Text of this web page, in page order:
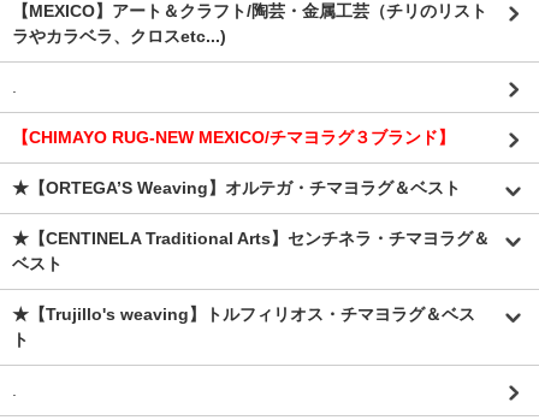
【MEXICO】アート＆クラフト/陶芸・金属工芸（チリのリスト
ラやカラベラ、クロスetc...)
.
【CHIMAYO RUG-NEW MEXICO/チマヨラグ３ブランド】
★【ORTEGA’S Weaving】オルテガ・チマヨラグ＆ベスト
★【CENTINELA Traditional Arts】センチネラ・チマヨラグ＆
ベスト
★【Trujillo's weaving】トルフィリオス・チマヨラグ＆ベス
ト
.